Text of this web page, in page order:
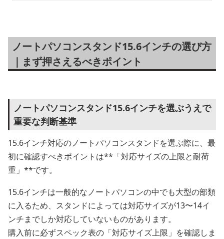
ノートパソコンスタンド15.6インチの選び方
｜まず押さえるべきポイント
ノートパソコンスタンド15.6インチを選ぶうえで
重要な判断基準
15.6インチ対応のノートパソコンスタンドを選ぶ際に、最
初に確認すべきポイントは**「対応サイズの上限と耐荷
重」**です。
15.6インチは一般的なノートパソコンの中でも大型の部類
に入るため、スタンドによっては対応サイズが13〜14イ
ンチまでしか対応していないものがあります。
購入前に必ずスペック表の「対応サイズ上限」を確認しま